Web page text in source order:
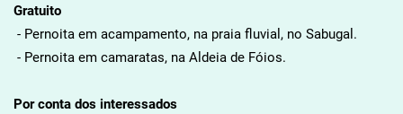
Gratuito
- Pernoita em acampamento, na praia fluvial, no Sabugal.
- Pernoita em camaratas, na Aldeia de Fóios.
Por conta dos interessados